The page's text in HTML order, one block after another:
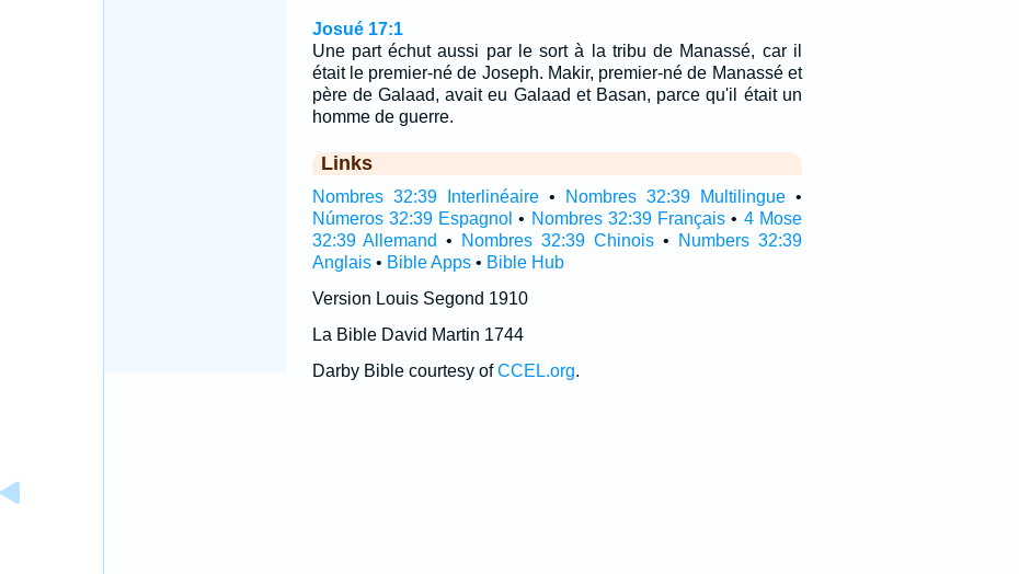
Josué 17:1
Une part échut aussi par le sort à la tribu de Manassé, car il
était le premier-né de Joseph. Makir, premier-né de Manassé et
père de Galaad, avait eu Galaad et Basan, parce qu'il était un
homme de guerre.
Links
Nombres 32:39 Interlinéaire• Nombres 32:39 Multilingue•
Números 32:39 Espagnol • Nombres 32:39 Français • 4 Mose
32:39 Allemand • Nombres 32:39 Chinois •
Numbers 32:39
Anglais• Bible Apps• Bible Hub
Version Louis Segond 1910
La Bible David Martin 1744
Darby Bible courtesy ofCCEL.org.